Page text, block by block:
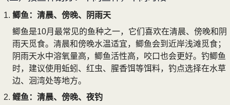
鲫鱼：清晨、傍晚、阴雨天
鲫鱼是10月最常见的鱼种之一，它们喜欢在清晨、傍晚和阴
雨天觅食。清晨和傍晚水温适宜，鲫鱼会到近岸浅滩觅食；
阴雨天水中溶氧量高，鲫鱼活性高，咬口也会更好。钓鲫鱼
时，建议使用蚯蚓、红虫、腥香饵等饵料，钓点选择在水草
边、洄湾处等地方。
鲤鱼：清晨、傍晚、夜钓